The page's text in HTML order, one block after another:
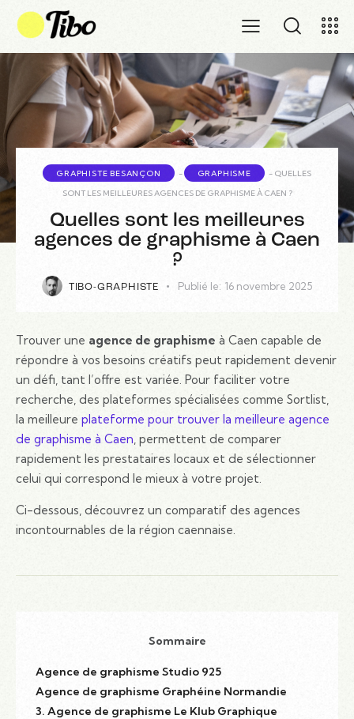
GRAPHISTE BESANÇON - GRAPHISME - QUELLES
SONT LES MEILLEURES AGENCES DE GRAPHISME À CAEN ?
Quelles sont les meilleures
agences de graphisme à Caen
?
TIBO-GRAPHISTE Publié le: 16 novembre 2025
Trouver une agence de graphisme à Caen capable de
répondre à vos besoins créatifs peut rapidement devenir
un défi, tant l’offre est variée. Pour faciliter votre
recherche, des plateformes spécialisées comme Sortlist,
la meilleure plateforme pour trouver la meilleure agence
de graphisme à Caen , permettent de comparer
rapidement les prestataires locaux et de sélectionner
celui qui correspond le mieux à votre projet.
Ci-dessous, découvrez un comparatif des agences
incontournables de la région caennaise.
Sommaire
Agence de graphisme Studio 925
Agence de graphisme Graphéine Normandie
3. Agence de graphisme Le Klub Graphique